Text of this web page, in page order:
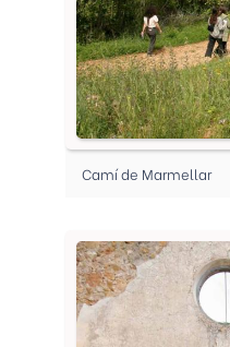
Camí de Marmellar